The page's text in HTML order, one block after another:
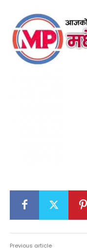
Previous article